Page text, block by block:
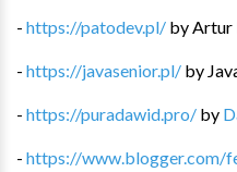
- https://patodev.pl/ by Artur
- https://javasenior.pl/ by
- https://puradawid.pro/ by
- https://www.blogger.com/